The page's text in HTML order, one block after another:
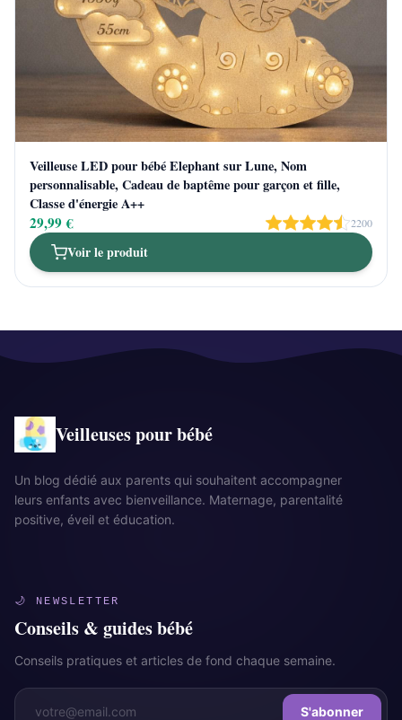
Veilleuse LED pour bébé Elephant sur Lune, Nom
personnalisable, Cadeau de baptême pour garçon et fille,
Classe d'énergie A++
29,99 € 2200
Voir le produit
Veilleuses pour bébé
Un blog dédié aux parents qui souhaitent accompagner
leurs enfants avec bienveillance. Maternage, parentalité
positive, éveil et éducation.
🌙 NEWSLETTER
Conseils & guides bébé
Conseils pratiques et articles de fond chaque semaine.
S'abonner